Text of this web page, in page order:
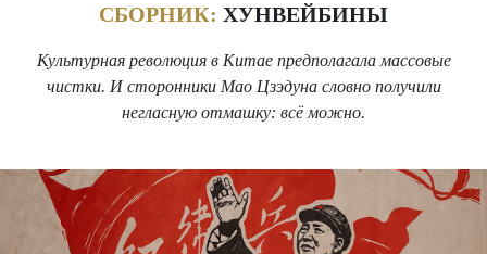
СБОРНИК: ХУНВЕЙБИНЫ
Культурная революция в Китае предполагала массовые
чистки. И сторонники Мао Цзэдуна словно получили
негласную отмашку: всё можно.